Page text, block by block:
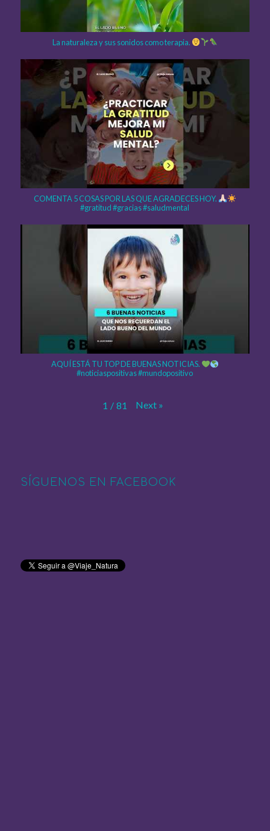
La naturaleza y sus sonidos como terapia.
COMENTA 5 COSAS POR LAS QUE AGRADECES HOY.
#gratitud #gracias #saludmental
AQUÍ ESTÁ TU TOP DE BUENAS NOTICIAS.
#noticiaspositivas #mundopositivo
1 / 81 Next »
SÍGUENOS EN FACEBOOK